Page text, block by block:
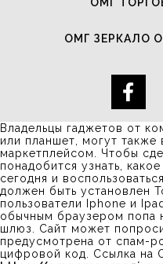
ОМГ ЗЕРКАЛО
Владельцы гаджетов от
или планшет, могут также
маркетплейсом. Чтобы
понадобится узнать,
сегодня и
должен быть установлен
пользователи Iphone и
обычным браузером попа
шлюз. Сайт может
предусмотрена от спам-
цифровой код. Ссылка на